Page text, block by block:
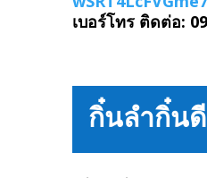
เบอร์โทร ติดต่อ:
กิ๋นลำกิ๋น